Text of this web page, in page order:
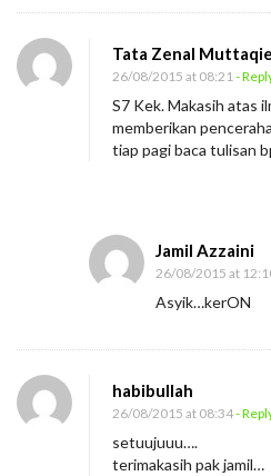
l
u
k
k
a
u
Tata Zenal
26/08/2015 at 08:21-
S7 Kek. Makasih atas
memberikan
tiap pagi baca tulisan
Jamil Azzaini
26/08/2015 at
Asyik…kerON
habibullah
26/08/2015 at 08:34-
setuujuuu….
terimakasih pak jamil…